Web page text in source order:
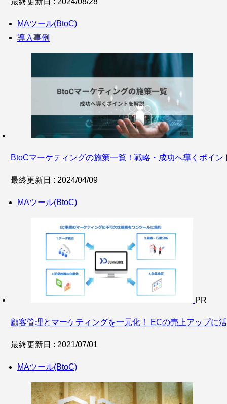
MAツール(BtoC)
導入事例
BtoCマーケティングの施策一覧！戦略・成功へ導くポイン
最終更新日 : 2024/04/09
MAツール(BtoC)
PR
顧客管理とマーケティングを一元化！ ECの売上アップに
最終更新日 : 2021/07/01
MAツール(BtoC)